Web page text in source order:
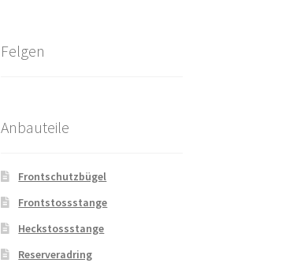
Felgen
Anbauteile
Frontschutzbügel
Frontstossstange
Heckstossstange
Reserveradring